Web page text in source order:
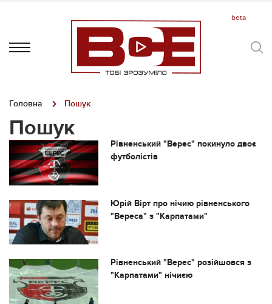
Головна Пошук
Пошук
Рівненcький "Верес" покинуло двоє
футболістів
Юрій Вірт про нічию рівненського
"Вереса" з "Карпатами"
Рівненський "Верес" розійшовся з
"Карпатами" нічиєю